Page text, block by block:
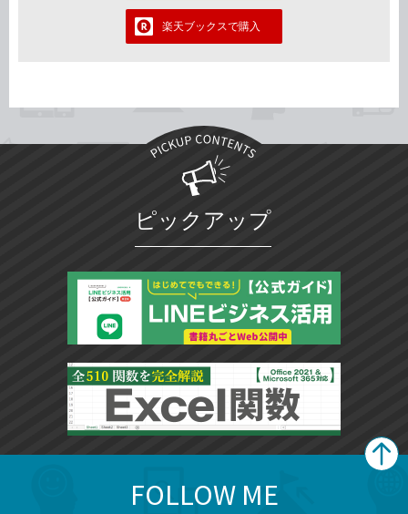
楽天ブックスで購入
ピックアップ
FOLLOW ME